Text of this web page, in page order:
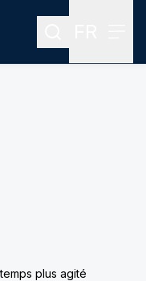
Rechercher
plus agité